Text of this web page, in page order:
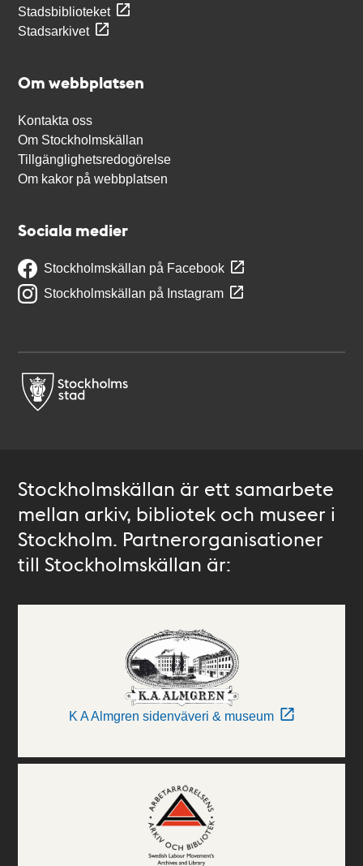
Stadsbiblioteket
Stadsarkivet
Om webbplatsen
Kontakta oss
Om Stockholmskällan
Tillgänglighetsredogörelse
Om kakor på webbplatsen
Sociala medier
Stockholmskällan på Facebook
Stockholmskällan på Instagram
Stockholmskällan är ett samarbete
mellan arkiv, bibliotek och museer i
Stockholm. Partnerorganisationer
till Stockholmskällan är:
K A Almgren sidenväveri & museum